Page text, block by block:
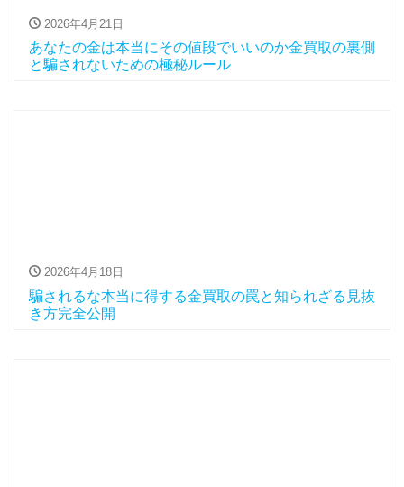
2026年4月21日
あなたの金は本当にその値段でいいのか金買取の裏側
と騙されないための極秘ルール
2026年4月18日
騙されるな本当に得する金買取の罠と知られざる見抜
き方完全公開